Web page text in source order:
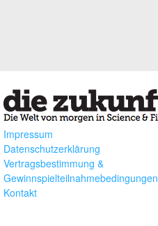
Impressum
Datenschutzerklärung
Vertragsbestimmung &
Gewinnspielteilnahmebedingungen
Kontakt